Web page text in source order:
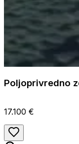
Poljoprivredno
17.100 €